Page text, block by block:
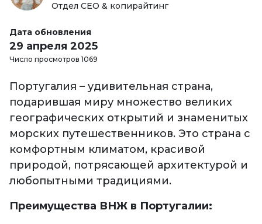
Отдел СЕО & копирайтинг
Дата обновления
29 апреля 2025
Число просмотров 1069
Португалия – удивительная страна,
подарившая миру множество великих
географических открытий и знаменитых
морских путешественников. Это страна с
комфортным климатом, красивой
природой, потрясающей архитектурой и
любопытными традициями.
Преимущества ВНЖ в Португалии: